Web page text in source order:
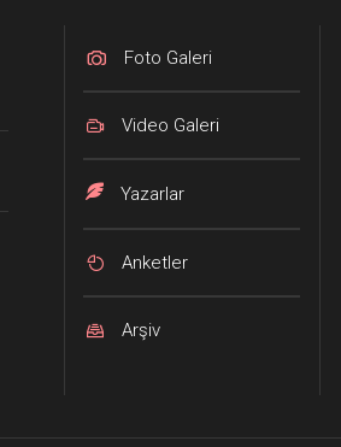
Foto Galeri
Video Galeri
Yazarlar
Anketler
Arşiv